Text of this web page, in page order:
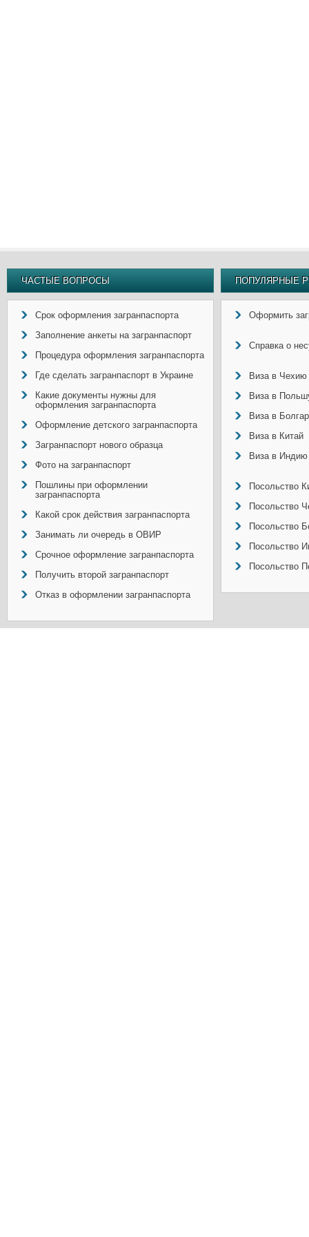
ЧАСТЫЕ ВОПРОСЫ
Срок оформления загранпаспорта
Заполнение анкеты на загранпаспорт
Процедура оформления загранпаспорта
Где сделать загранпаспорт в Украине
Какие документы нужны для
оформления загранпаспорта
Оформление детского загранпаспорта
Загранпаспорт нового образца
Фото на загранпаспорт
Пошлины при оформлении
загранпаспорта
Какой срок действия загранпаспорта
Занимать ли очередь в ОВИР
Срочное оформление загранпаспорта
Получить второй загранпаспорт
Отказ в оформлении загранпаспорта
ПОПУЛЯРНЫЕ
Оформить
Справка о
Виза в Чехию
Виза в
Виза в
Виза в Китай
Виза в Индию
Посольство
Посольство
Посольство
Посольство
Посольство